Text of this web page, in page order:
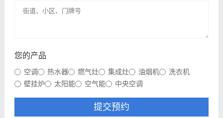
您的产品
空调 热水器 燃气灶 集成灶 油烟机
洗衣机
壁挂炉
太阳能 空气能 中央空调
提交预约